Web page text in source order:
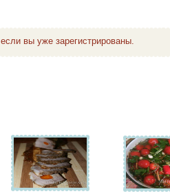
если вы уже зарегистрированы.